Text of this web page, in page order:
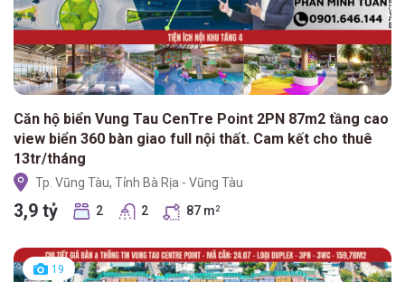
Căn hộ biển Vung Tau CenTre Point 2PN 87m2 tầng cao
view biển 360 bàn giao full nội thất. Cam kết cho thuê
13tr/tháng
Tp. Vũng Tàu, Tỉnh Bà Rịa - Vũng Tàu
3,9 tỷ 2 2 87 m 2
19